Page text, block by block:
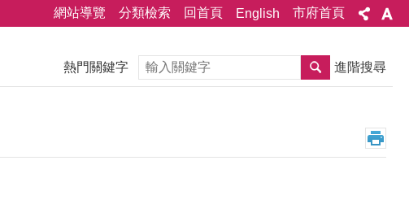
網站導覽 分類檢索 回首頁 English 市府首頁
熱門關鍵字 搜尋 進階搜尋